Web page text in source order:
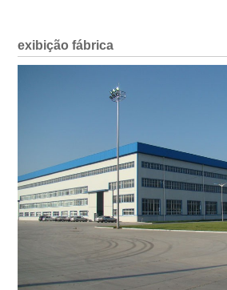
exibição fábrica